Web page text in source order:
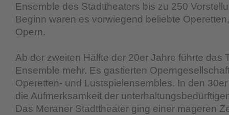
Ensemble des Stadttheaters bis zu 250
Beginn waren es vorwiegend beliebte
Opern.
Ab der zweiten Hälfte der 20er Jahre führte das
Ensemble mehr. Es gastierten
Operetten- und Lustspielensembles. In den
die Aufmerksamkeit der
Das Meraner Stadttheater ging einer mageren